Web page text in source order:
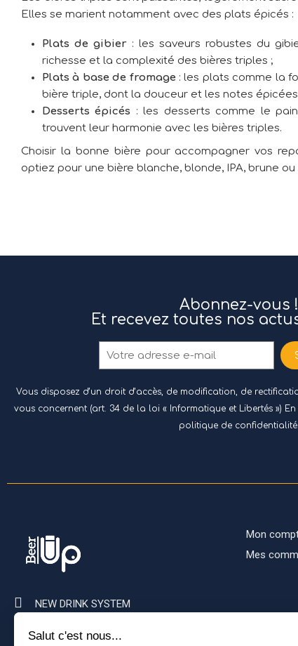
Elles se marient notamment avec des plats épicés :
Plats de gibier : les saveurs robustes du
richesse et la complexité des bières triples ;
Plats à base de fromage : les plats comme la
bière triple, dont la douceur et les notes
Desserts épicés : les desserts comme le
trouvent leur harmonie avec les bières triples.
Choisir la bonne bière pour accompagner vos
optiez pour une bière blanche, blonde, IPA, brune
Abonnez-vous !
Et recevez toutes nos
Vous disposez d’un droit d’accès, de modification, de
vous concernent (art. 34 de la loi « Informatique et Libertés »)
politique de confidentialité.
NEW DRINK SYSTEM
40990 Saint-Vincent-de-Paul
Mon
Mes